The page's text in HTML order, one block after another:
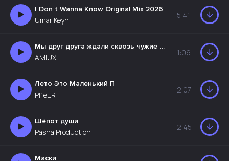
I Don t Wanna Know Original Mix 2026
Umar Keyn
5:41
Мы друг друга ждали сквозь чужие дни
AMIUX
1:06
Лето Это Маленький П
PI1eER
2:07
Шёпот души
Pasha Production
2:45
Маски